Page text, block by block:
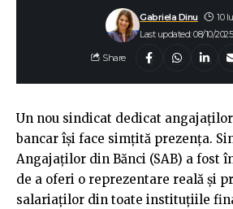
Last updated: 08/10/2025
Gabriela Dinu 10
Share
Un nou sindicat dedicat
bancar își face simțită prezența.
Angajaților din Bănci (SAB) a fost
de a oferi o reprezentare reală și
salariaților din toate instituțiile